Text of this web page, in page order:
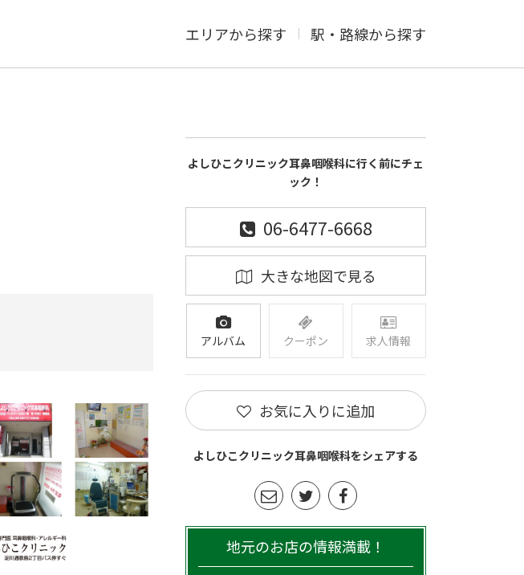
エリアから探す 駅・路線から探す
よしひこクリニック耳鼻咽喉科に行く前にチェ
ック！
06-6477-6668
大きな地図で見る
アルバム クーポン 求人情報
お気に入りに追加
よしひこクリニック耳鼻咽喉科をシェアする
地元のお店の情報満載！